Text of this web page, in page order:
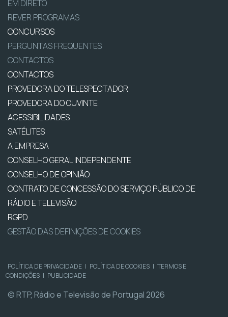
EM DIRETO
REVER PROGRAMAS
CONCURSOS
PERGUNTAS FREQUENTES
CONTACTOS
CONTACTOS
PROVEDORA DO TELESPECTADOR
PROVEDORA DO OUVINTE
ACESSIBILIDADES
SATÉLITES
A EMPRESA
CONSELHO GERAL INDEPENDENTE
CONSELHO DE OPINIÃO
CONTRATO DE CONCESSÃO DO SERVIÇO PÚBLICO DE
RÁDIO E TELEVISÃO
RGPD
GESTÃO DAS DEFINIÇÕES DE COOKIES
POLÍTICA DE PRIVACIDADE | POLÍTICA DE COOKIES | TERMOS E
CONDIÇÕES | PUBLICIDADE
© RTP, Rádio e Televisão de Portugal 2026